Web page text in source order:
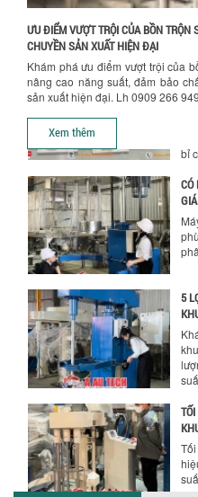
ƯU ĐIỂM VƯỢT TRỘI CỦA BỒN TRỘN
CHUYỀN SẢN XUẤT HIỆN ĐẠI
Khám phá ưu điểm vượt trội của
nâng cao năng suất, đảm bảo
sản xuất hiện đại. Lh 0909 266
Xem thêm
ưu
XU
bỉ
CÓ
5